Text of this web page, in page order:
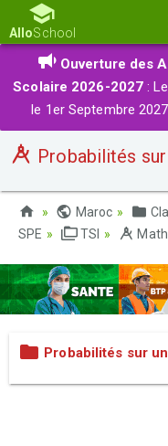
AlloSchool
Ouverture des
Scolaire 2026-2027 :
le 1er Septembre
Probabilités
Maroc
SPE
TSI
Probabilités sur